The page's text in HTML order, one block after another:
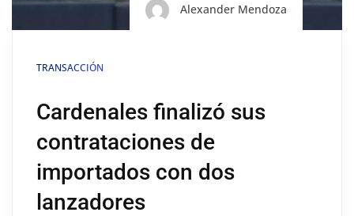
Alexander Mendoza
TRANSACCIÓN
Cardenales finalizó sus
contrataciones de
importados con dos
lanzadores